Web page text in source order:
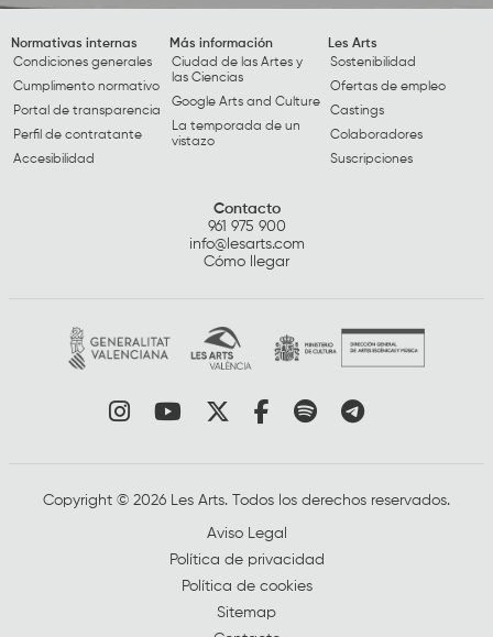
Normativas internas
Condiciones generales
Cumplimento normativo
Portal de transparencia
Perfil de contratante
Accesibilidad
Más información
Ciudad de las Artes y
las Ciencias
Google Arts and Culture
La temporada de un
vistazo
Les Arts
Sostenibilidad
Ofertas de empleo
Castings
Colaboradores
Suscripciones
Contacto
961 975 900
info@lesarts.com
Cómo llegar
Link a instagram
Link a youtube
Link a twitter
Link a facebook
Link a spotify
Link a
Copyright © 2026 Les Arts. Todos los derechos reservados.
Aviso Legal
Política de privacidad
Política de cookies
Sitemap